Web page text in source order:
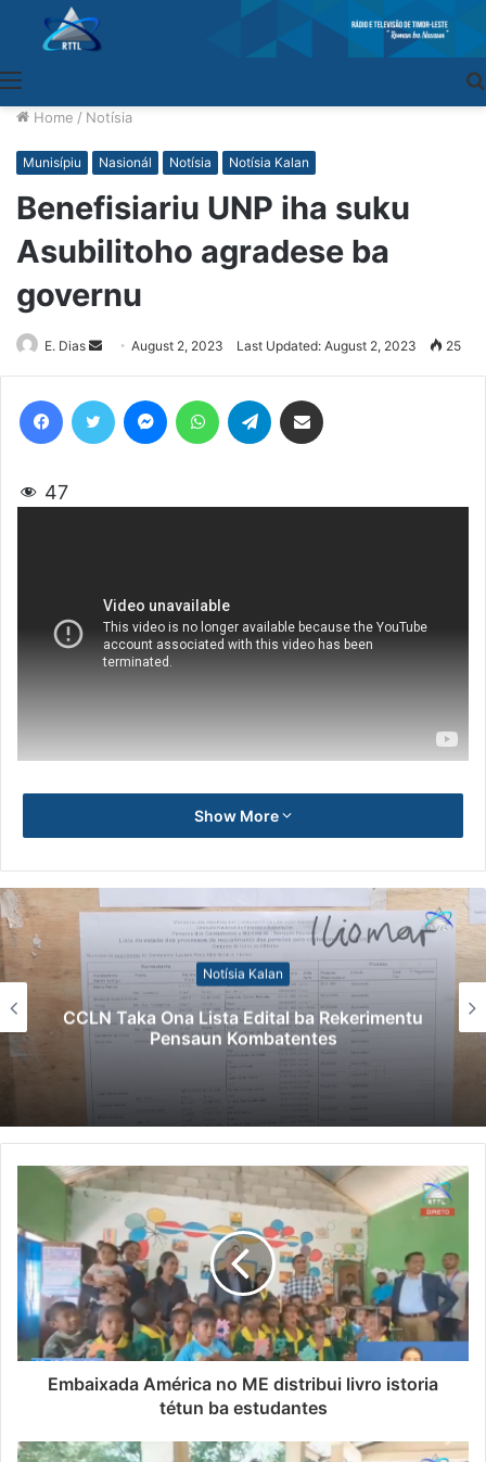
Home / Notísia
Munisípiu Nasionál Notísia Notísia Kalan
Benefisiariu UNP iha suku
Asubilitoho agradese ba
governu
E. Dias
Send
an
August 2, 2023 Last Updated: August 2, 2023 25
47
Show More
Notísia Kalan
CCLN Taka Ona Lista Edital ba Rekerimentu
Pensaun Kombatentes
Embaixada América no ME distribui livro istoria
tétun ba estudantes